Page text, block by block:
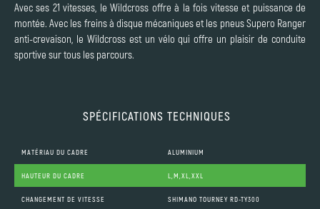
Avec ses 21 vitesses, le Wildcross offre à la fois vitesse et puissance de
montée. Avec les freins à disque mécaniques et les pneus Supero Ranger
anti-crevaison, le Wildcross est un vélo qui offre un plaisir de conduite
sportive sur tous les parcours.
SPÉCIFICATIONS TECHNIQUES
MATÉRIAU DU CADRE ALUMINIUM
HAUTEUR DU CADRE L,M,XL,XXL
CHANGEMENT DE VITESSE SHIMANO TOURNEY RD-TY300